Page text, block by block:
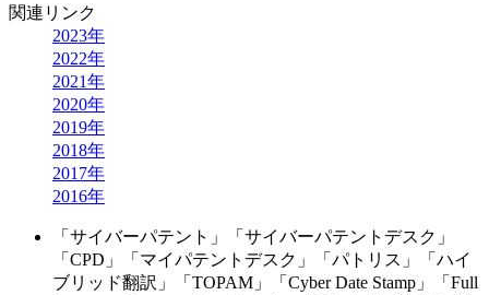
関連リンク
2023年
2022年
2021年
2020年
2019年
2018年
2017年
2016年
「サイバーパテント」「サイバーパテントデスク」
「CPD」「マイパテントデスク」「パトリス」「ハイ
ブリッド翻訳」「TOPAM」「Cyber Date Stamp」「Full